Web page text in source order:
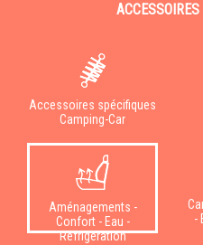
Accessoires spécifiques
Camping-Car
Aménagements -
Confort - Eau -
Réfrigération
-